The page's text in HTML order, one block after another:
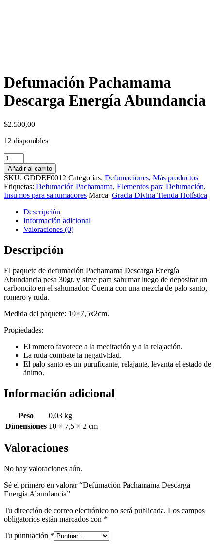
Defumación Pachamama
Descarga Energía Abundancia
$2.500,00
12 disponibles
Defumación
Pachamama
Descarga
Energía
Abundancia
cantidad
Añadir al carrito
SKU: GDDEF0012 Categorías: Defumaciones, Más productos
Etiquetas: Defumación Pachamama, Elementos para Defumación,
Insumos para sahumadores Marca: Gracia Divina Tienda Holística
Descripción
Información adicional
Valoraciones (0)
Descripción
El paquete de defumación Pachamama Descarga Energía
Abundancia pesa 30gr. y sirve para sahumar luego de depositar un
carboncito en el sahumador. Cuenta con una mezcla de palo santo,
romero y ruda.
Medida del paquete: 10×7,5x2cm.
Propiedades:
El romero favorece a la meditación y a la relajación.
La ruda combate la negatividad.
El palo santo es un puruficante, relajante, levanta el estado de
ánimo.
Información adicional
Peso
0,03 kg
Dimensiones 10 × 7,5 × 2 cm
Valoraciones
No hay valoraciones aún.
Sé el primero en valorar “Defumación Pachamama Descarga
Energía Abundancia”
Tu dirección de correo electrónico no será publicada. Los campos
obligatorios están marcados con *
Tu puntuación *